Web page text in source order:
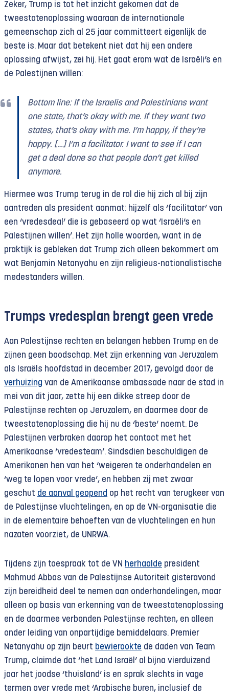
Zeker, Trump is tot het inzicht gekomen dat de
tweestatenoplossing waaraan de internationale
gemeenschap zich al 25 jaar committeert eigenlijk de
beste is. Maar dat betekent niet dat hij een andere
oplossing afwijst, zei hij. Het gaat erom wat de Israëli’s en
de Palestijnen willen:
Bottom line: If the Israelis and Palestinians want
one state, that’s okay with me. If they want two
states, that’s okay with me. I’m happy, if they’re
happy. […] I’m a facilitator. I want to see if I can
get a deal done so that people don’t get killed
anymore.
Hiermee was Trump terug in de rol die hij zich al bij zijn
aantreden als president aanmat: hijzelf als ‘facilitator’ van
een ‘vredesdeal’ die is gebaseerd op wat ‘Israëli’s en
Palestijnen willen’. Het zijn holle woorden, want in de
praktijk is gebleken dat Trump zich alleen bekommert om
wat Benjamin Netanyahu en zijn religieus-nationalistische
medestanders willen.
Trumps vredesplan brengt geen vrede
Aan Palestijnse rechten en belangen hebben Trump en de
zijnen geen boodschap. Met zijn erkenning van Jeruzalem
als Israëls hoofdstad in december 2017, gevolgd door de
verhuizing van de Amerikaanse ambassade naar de stad in
mei van dit jaar, zette hij een dikke streep door de
Palestijnse rechten op Jeruzalem, en daarmee door de
tweestatenoplossing die hij nu de ‘beste’ noemt. De
Palestijnen verbraken daarop het contact met het
Amerikaanse ‘vredesteam’. Sindsdien beschuldigen de
Amerikanen hen van het ‘weigeren te onderhandelen en
‘weg te lopen voor vrede’, en hebben zij met zwaar
geschut de aanval geopend op het recht van terugkeer van
de Palestijnse vluchtelingen, en op de VN-organisatie die
in de elementaire behoeften van de vluchtelingen en hun
nazaten voorziet, de UNRWA.
Tijdens zijn toespraak tot de VN herhaalde president
Mahmud Abbas van de Palestijnse Autoriteit gisteravond
zijn bereidheid deel te nemen aan onderhandelingen, maar
alleen op basis van erkenning van de tweestatenoplossing
en de daarmee verbonden Palestijnse rechten, en alleen
onder leiding van onpartijdige bemiddelaars. Premier
Netanyahu op zijn beurt bewierookte de daden van Team
Trump, claimde dat ‘het Land Israël’ al bijna vierduizend
jaar het joodse ‘thuisland’ is en sprak slechts in vage
termen over vrede met ‘Arabische buren, inclusief de